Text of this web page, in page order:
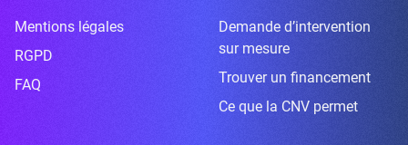
Mentions légales
RGPD
FAQ
Demande d’intervention
sur mesure
Trouver un financement
Ce que la CNV permet